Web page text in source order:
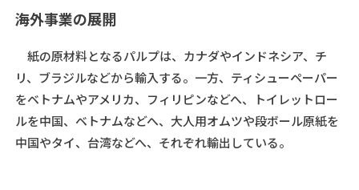
海外事業の展開
紙の原材料となるパルプは、カナダやインドネシア、チ
リ、ブラジルなどから輸入する。一方、ティシューペーパー
をベトナムやアメリカ、フィリピンなどへ、トイレットロー
ルを中国、ベトナムなどへ、大人用オムツや段ボール原紙を
中国やタイ、台湾などへ、それぞれ輸出している。